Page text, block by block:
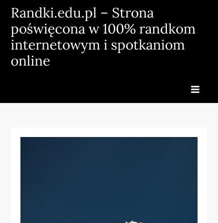
Skip
content
Randki.edu.pl – Strona
poświęcona w 100% randkom
internetowym i spotkaniom
online